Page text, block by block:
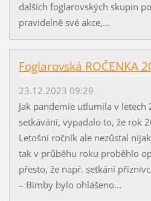
dalších foglarovských skupin
pravidelně své akce,...
Foglarovská ROČENKA
23.12.2023 09:29
Jak pandemie utlumila v
setkávání, vypadalo to, že rok
Letošní ročník ale nezůstal
tak v průběhu roku proběhlo
přesto, že např. setkání
– Bimby bylo ohlášeno...